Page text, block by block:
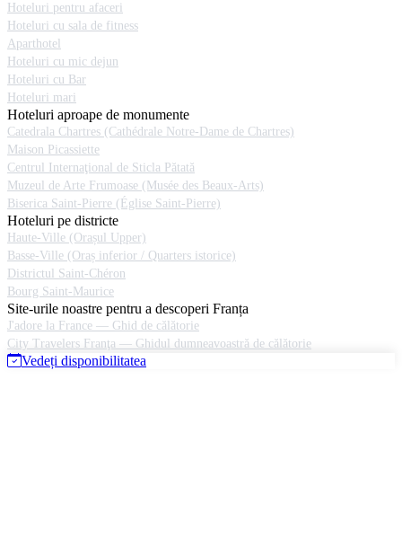
Hoteluri pentru afaceri
Hoteluri cu sala de fitness
Aparthotel
Hoteluri cu mic dejun
Hoteluri cu Bar
Hoteluri mari
Hoteluri aproape de monumente
Catedrala Chartres (Cathédrale Notre-Dame de Chartres)
Maison Picassiette
Centrul Internaţional de Sticla Pătată
Muzeul de Arte Frumoase (Musée des Beaux-Arts)
Biserica Saint-Pierre (Église Saint-Pierre)
Hoteluri pe districte
Haute-Ville (Orașul Upper)
Basse-Ville (Oraș inferior / Quarters istorice)
Districtul Saint-Chéron
Bourg Saint-Maurice
Site-urile noastre pentru a descoperi Franța
J'adore la France — Ghid de călătorie
City Travelers Franţa — Ghidul dumneavoastră de călătorie
Vedeți disponibilitatea